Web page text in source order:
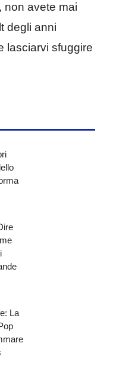
non avete mai
degli anni
lasciarvi sfuggire
La